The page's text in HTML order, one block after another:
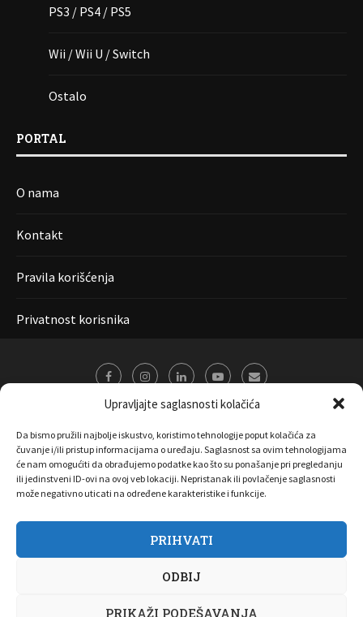
Upravljajte saglasnosti kolačića
Da bismo pružili najbolje iskustvo, koristimo tehnologije poput kolačića za
čuvanje i/ili pristup informacijama o uređaju. Saglasnost sa ovim tehnologijama
će nam omogućiti da obrađujemo podatke kao što su ponašanje pri pregledanju
ili jedinstveni ID-ovi na ovoj veb lokaciji. Nepristanak ili povlačenje saglasnosti
može negativno uticati na određene karakteristike i funkcije.
PRIHVATI
ODBIJ
PRIKAŽI PODEŠAVANJA
PS3 / PS4 / PS5
Wii / Wii U / Switch
Ostalo
PORTAL
O nama
Kontakt
Pravila korišćenja
Privatnost korisnika
O nama Marketing Kontakt FAQ
Privatnost korisnika
Pravila korišćenja